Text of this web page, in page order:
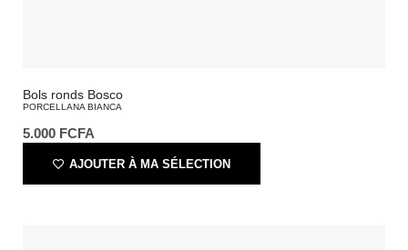
Bols ronds Bosco
PORCELLANA BIANCA
5.000 FCFA
AJOUTER À MA SÉLECTION